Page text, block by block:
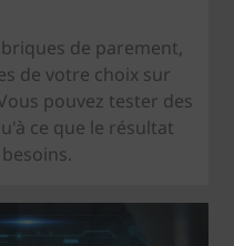
de parement,
de votre choix sur
pouvez tester des
ce que le résultat